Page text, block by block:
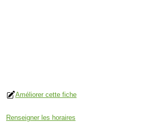
Améliorer cette fiche
Renseigner les horaires